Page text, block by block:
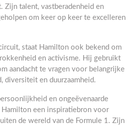
Zijn talent, vastberadenheid en
om keer op keer te excelleren
staat Hamilton ook bekend om
en activisme. Hij gebruikt
aandacht te vragen voor belangrijke
diversiteit en duurzaamheid.
en ongeëvenaarde
een inspiratiebron voor
de wereld van de Formule 1. Zijn